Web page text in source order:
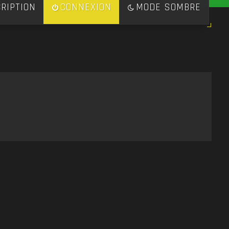
MODE SOMBRE
CONNEXION